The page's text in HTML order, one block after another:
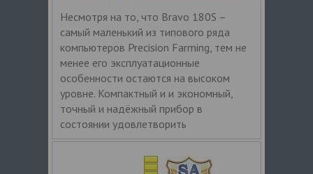
Несмотря на то, что Bravo 180S –
самый маленький из типового ряда
компьютеров Precision Farming, тем не
менее его эксплуатационные
особенности остаются на высоком
уровне. Компактный и и экономный,
точный и надёжный прибор в
состоянии удовлетворить